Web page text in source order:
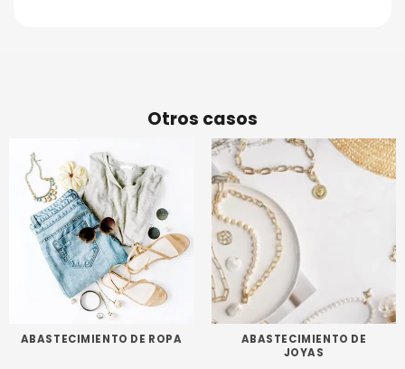
Otros casos
ABASTECIMIENTO DE ROPA
ABASTECIMIENTO DE
JOYAS